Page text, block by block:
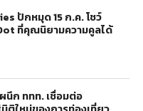
ปักหมุด 15 ก.ค. โชว์
ที่คุณนิยามความคูลได้
ก ททท. เชื่อมต่อ